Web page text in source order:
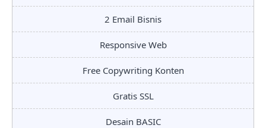
2 Email Bisnis
Responsive Web
Free Copywriting Konten
Gratis SSL
Desain BASIC